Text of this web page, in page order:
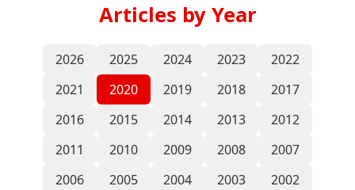
Articles by Year
2026 2025 2024 2023
2022
2021
2020 2019 2018
2017
2016
2015 2014 2013
2012
2011
2010 2009 2008
2007
2006
2005 2004 2003 2002